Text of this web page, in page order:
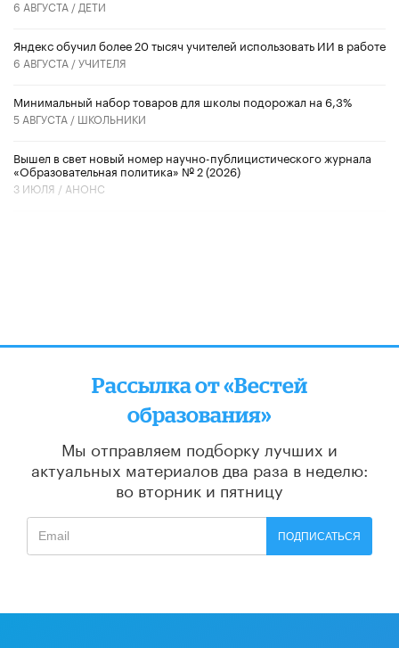
6 АВГУСТА / ДЕТИ
​Яндекс обучил более 20 тысяч учителей использовать ИИ в работе
6 АВГУСТА /УЧИТЕЛЯ
Минимальный набор товаров для школы подорожал на 6,3%
5 АВГУСТА / ШКОЛЬНИКИ
Вышел в свет новый номер научно-публицистического журнала
«Образовательная политика» № 2 (2026)
3 ИЮЛЯ / АНОНС
Рассылка от «Вестей
образования»
Мы отправляем подборку лучших и
актуальных материалов два раза в неделю:
во вторник и пятницу
ПОДПИСАТЬСЯ